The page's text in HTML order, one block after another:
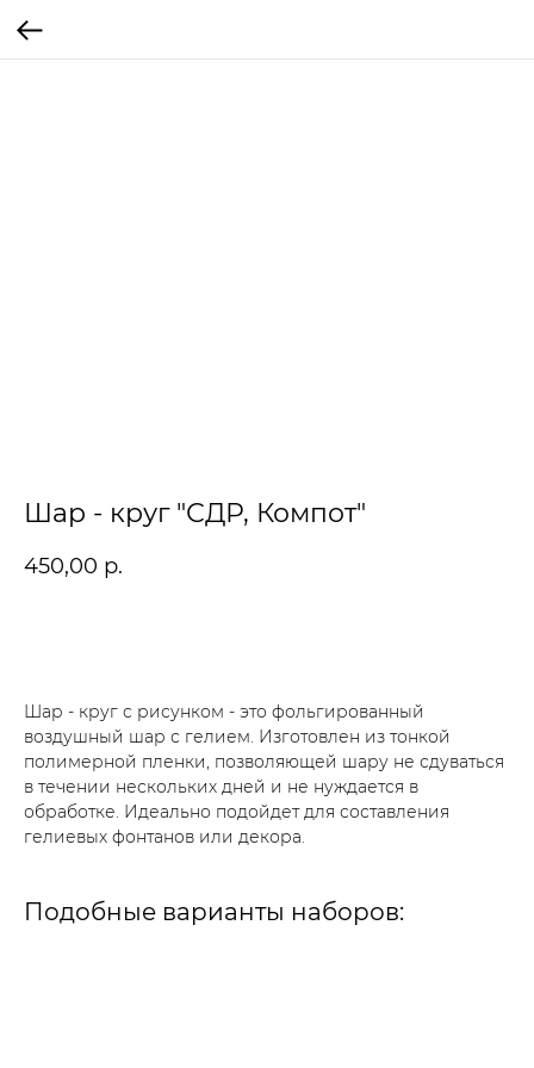
Шар - круг "СДР, Компот"
450,00 р.
Шар - круг с рисунком - это фольгированный
воздушный шар с гелием. Изготовлен из тонкой
полимерной пленки, позволяющей шару не сдуваться
в течении нескольких дней и не нуждается в
обработке. Идеально подойдет для составления
гелиевых фонтанов или декора.
Подобные варианты наборов: